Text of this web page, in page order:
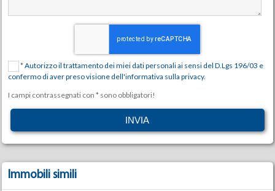
*Autorizzo il trattamento dei miei dati personali ai sensi del D.Lgs 196/03 e
confermo di aver preso visione dell'informativa sulla privacy.
I campi contrassegnati con * sono obbligatori!
Immobili simili